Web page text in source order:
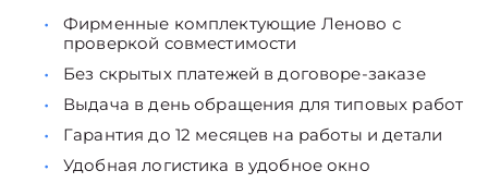
Фирменные комплектующие Леново с
проверкой совместимости
Без скрытых платежей в договоре-заказе
Выдача в день обращения для типовых работ
Гарантия до 12 месяцев на работы и детали
Удобная логистика в удобное окно